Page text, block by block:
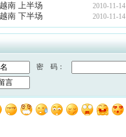
南 上半场 2010-11-14
南 下半场 2010-11-14
密 码：